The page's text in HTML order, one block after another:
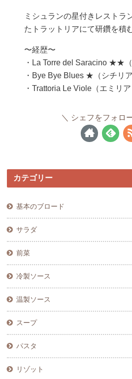
ミシュランの星付きレストラ
たトラットリアにて研鑽を積
〜経歴〜
・La Torre del Saracino ★★（
・Bye Bye Blues ★（シチリア
・Trattoria Le Viole（エミリ
シェフをフォロ
カテゴリー
基本のブロード
サラダ
前菜
冷製ソース
温製ソース
スープ
パスタ
リゾット